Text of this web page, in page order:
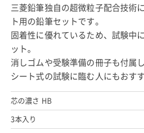
三菱鉛筆独自の超微粒子配合技術
ト用の鉛筆セットです。
固着性に優れているため、試験中
ット。
消しゴムや受験準備の冊子も付属
シート式の試験に臨む人にもおすす
芯の濃さ HB
3本入り